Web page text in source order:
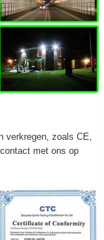
verkregen, zoals CE,
met ons op